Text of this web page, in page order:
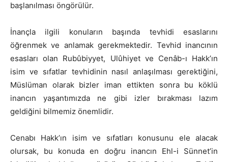
başlanılması öngörülür.
İnançla ilgili konuların başında tevhidi esaslarını
öğrenmek ve anlamak gerekmektedir. Tevhid inancının
esasları olan Rubûbiyyet, Ulûhiyet ve Cenâb-ı Hakk’ın
isim ve sıfatlar tevhidinin nasıl anlaşılması gerektiğini,
Müslüman olarak bizler iman ettikten sonra bu köklü
inancın yaşantımızda ne gibi izler bırakması lazım
geldiğini bilmemiz önemlidir.
Cenabı Hakk’ın isim ve sıfatları konusunu ele alacak
olursak, bu konuda en doğru inancın Ehl-i Sünnet’in